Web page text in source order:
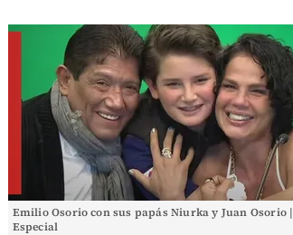
Emilio Osorio con sus papás Niurka y Juan Osorio |
Especial